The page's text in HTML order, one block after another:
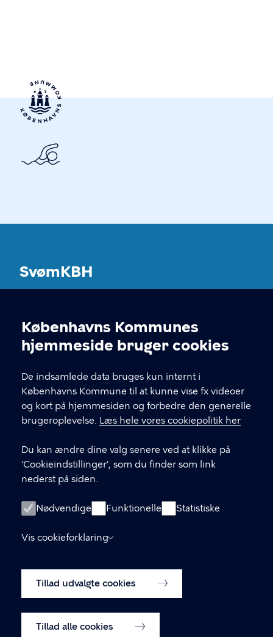
Cookieindstillinger
Københavns Kommunes
hjemmeside bruger cookies
De indsamlede data bruges kun internt i
Københavns Kommune til at kunne vise fx videoer
og kort på hjemmesiden og forbedre den generelle
brugeroplevelse. Læs hele vores cookiepolitik her
Du kan ændre dine valg senere ved at klikke på
'Cookieindstillinger', som du finder som link
nederst på siden.
Nødvendige Funktionelle Statistiske
Vis cookieforklaring
Tillad udvalgte cookies
Tillad alle cookies
SvømKBH
KONTAKT
1602 København V
LINKS
Kontakt og FAQ
Ordensregler
Handelsbetingelser for billetkøb
Tilgængelighedserklæring
Cookiepolitik
Cookieindstillinger